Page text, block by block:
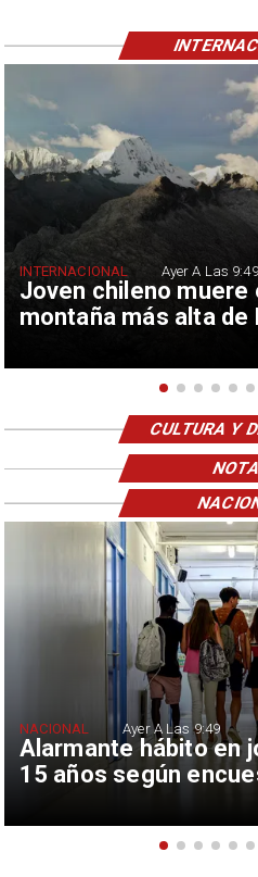
Joven chileno muere
montaña más alta de
INTERNACIONAL Ayer A Las 9:49
CULTURA Y
Alarmante hábito en
15 años según
NACIONAL Ayer A Las 9:49